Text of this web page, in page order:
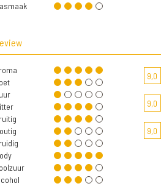
9,0
9,0
9,0